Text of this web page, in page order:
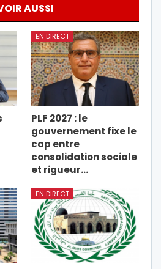
AUSSI
EN DIRECT
PLF 2027 : le
gouvernement fixe le
cap entre
consolidation sociale
et rigueur…
EN DIRECT